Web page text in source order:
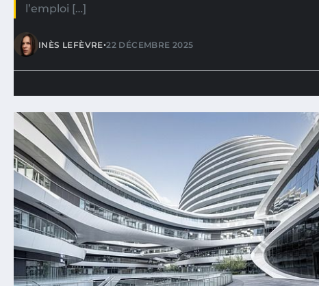
l’emploi […]
INÈS LEFÈVRE•22 DÉCEMBRE 2025